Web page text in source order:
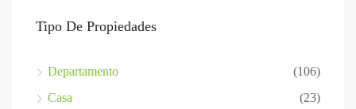
Tipo De Propiedades
Departamento
(106)
Casa
(23)